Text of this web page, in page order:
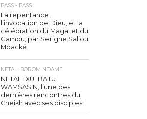
PASS - PASS
La repentance,
l’invocation de Dieu, et la
célébration du Magal et du
Gamou, par Serigne Saliou
Mbacké
NETALI BOROM NDAME
NETALI: XUTBATU
WAMSASIN, l’une des
dernières rencontres du
Cheikh avec ses disciples!